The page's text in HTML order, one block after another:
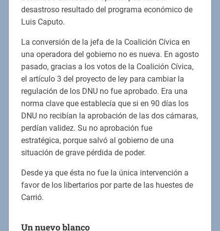
desastroso resultado del programa económico de
Luis Caputo.
La conversión de la jefa de la Coalición Cívica en
una operadora del gobierno no es nueva. En agosto
pasado, gracias a los votos de la Coalición Cívica,
el artículo 3 del proyecto de ley para cambiar la
regulación de los DNU no fue aprobado. Era una
norma clave que establecía que si en 90 días los
DNU no recibían la aprobación de las dos cámaras,
perdían validez. Su no aprobación fue
estratégica, porque salvó al gobierno de una
situación de grave pérdida de poder.
Desde ya que ésta no fue la única intervención a
favor de los libertarios por parte de las huestes de
Carrió.
Un nuevo blanco